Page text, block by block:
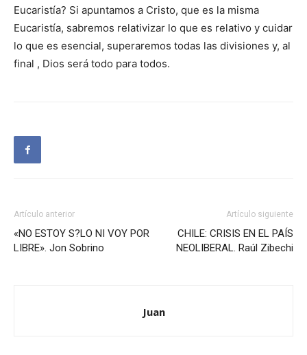
Eucaristía? Si apuntamos a Cristo, que es la misma
Eucaristía, sabremos relativizar lo que es relativo y cuidar
lo que es esencial, superaremos todas las divisiones y, al
final , Dios será todo para todos.
Artículo anterior
«NO ESTOY S?LO NI VOY POR
LIBRE». Jon Sobrino
Artículo siguiente
CHILE: CRISIS EN EL PAÍS
NEOLIBERAL. Raúl Zibechi
Juan